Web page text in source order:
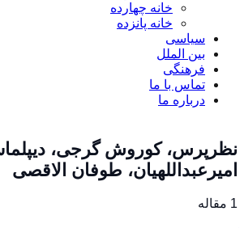
خانه چهارده
خانه پانزده
سیاسی
بین الملل
فرهنگی
تماس با ما
درباره ما
نظرپرس، کوروش گرجی،
امیرعبداللهیان، طوفان الاقصی
1 مقاله